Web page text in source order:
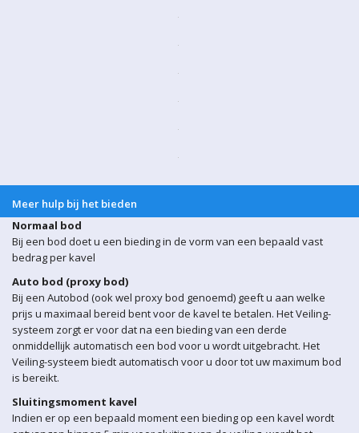
Meer hulp bij het bieden
Normaal bod
Bij een bod doet u een bieding in de vorm van een bepaald vast
bedrag per kavel
Auto bod (proxy bod)
Bij een Autobod (ook wel proxy bod genoemd) geeft u aan welke
prijs u maximaal bereid bent voor de kavel te betalen. Het Veiling-
systeem zorgt er voor dat na een bieding van een derde
onmiddellijk automatisch een bod voor u wordt uitgebracht. Het
Veiling-systeem biedt automatisch voor u door tot uw maximum bod
is bereikt.
Sluitingsmoment kavel
Indien er op een bepaald moment een bieding op een kavel wordt